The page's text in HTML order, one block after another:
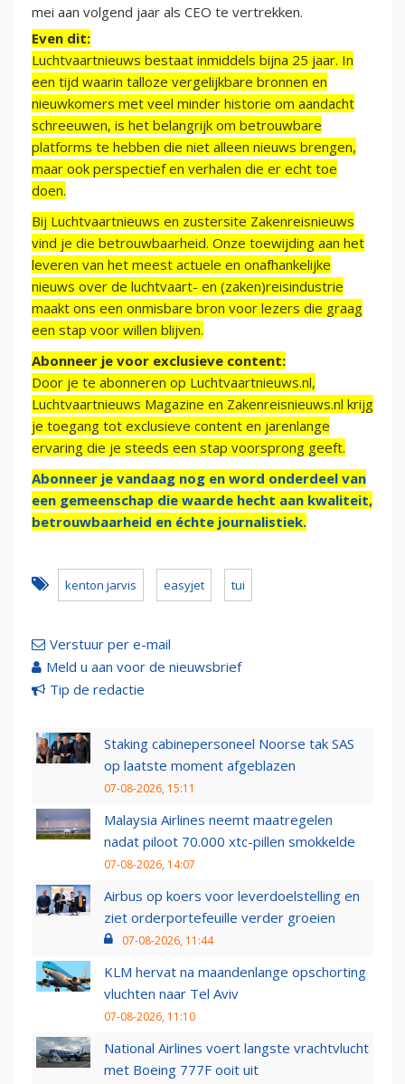
mei aan volgend jaar als CEO te vertrekken.
Even dit:
Luchtvaartnieuws bestaat inmiddels bijna 25 jaar. In
een tijd waarin talloze vergelijkbare bronnen en
nieuwkomers met veel minder historie om aandacht
schreeuwen, is het belangrijk om betrouwbare
platforms te hebben die niet alleen nieuws brengen,
maar ook perspectief en verhalen die er echt toe
doen.
Bij Luchtvaartnieuws en zustersite Zakenreisnieuws
vind je die betrouwbaarheid. Onze toewijding aan het
leveren van het meest actuele en onafhankelijke
nieuws over de luchtvaart- en (zaken)reisindustrie
maakt ons een onmisbare bron voor lezers die graag
een stap voor willen blijven.
Abonneer je voor exclusieve content:
Door je te abonneren op Luchtvaartnieuws.nl,
Luchtvaartnieuws Magazine en Zakenreisnieuws.nl krijg
je toegang tot exclusieve content en jarenlange
ervaring die je steeds een stap voorsprong geeft.
Abonneer je vandaag nog en word onderdeel van
een gemeenschap die waarde hecht aan kwaliteit,
betrouwbaarheid en échte journalistiek.
kenton jarvis easyjet tui
Verstuur per e-mail
Meld u aan voor de nieuwsbrief
Tip de redactie
Staking cabinepersoneel Noorse tak SAS
op laatste moment afgeblazen
07-08-2026, 15:11
Malaysia Airlines neemt maatregelen
nadat piloot 70.000 xtc-pillen smokkelde
07-08-2026, 14:07
Airbus op koers voor leverdoelstelling en
ziet orderportefeuille verder groeien
07-08-2026, 11:44
KLM hervat na maandenlange opschorting
vluchten naar Tel Aviv
07-08-2026, 11:10
National Airlines voert langste vrachtvlucht
met Boeing 777F ooit uit